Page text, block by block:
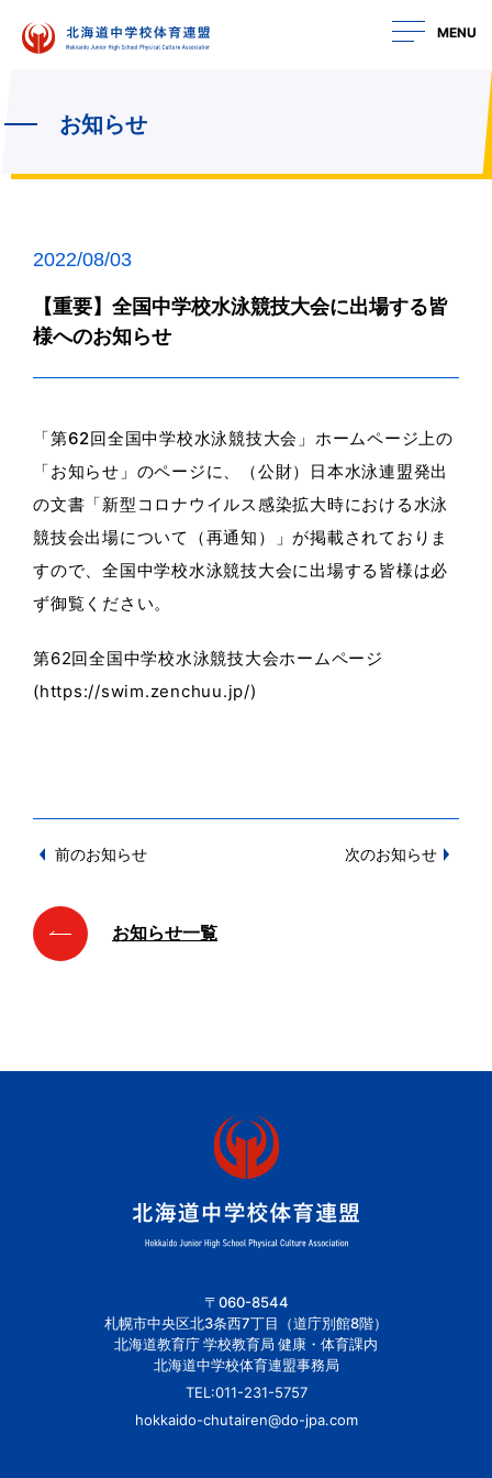
MENU
お知らせ
2022/08/03
【重要】全国中学校水泳競技大会に出場する皆
様へのお知らせ
「第62回全国中学校水泳競技大会」ホームページ上の
「お知らせ」のページに、（公財）日本水泳連盟発出
の文書「新型コロナウイルス感染拡大時における水泳
競技会出場について（再通知）」が掲載されておりま
すので、全国中学校水泳競技大会に出場する皆様は必
ず御覧ください。
第62回全国中学校水泳競技大会ホームページ
(https://swim.zenchuu.jp/)
前のお知らせ 次のお知らせ
お知らせ一覧
〒060-8544
札幌市中央区北3条西7丁目（道庁別館8階）
北海道教育庁 学校教育局 健康・体育課内
北海道中学校体育連盟事務局
TEL:011-231-5757
hokkaido-chutairen@do-jpa.com